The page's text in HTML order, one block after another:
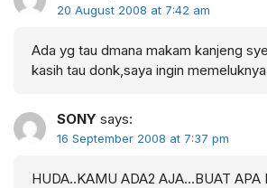
20 August 2008 at 7:42 am
Ada yg tau dmana makam kanjeng
kasih tau donk,saya ingin memeluknya
SONY says:
16 September 2008 at 7:37 pm
HUDA..KAMU ADA2 AJA…BUAT APA